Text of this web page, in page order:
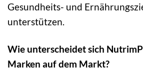
Gesundheits- und
unterstützen.
Wie unterscheidet sich
Marken auf dem Markt?